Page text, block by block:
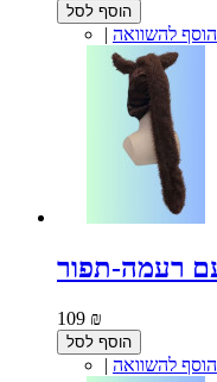
הוסף לסל
| הוסף להשוואה
109 ₪
הוסף לסל
| הוסף להשוואה